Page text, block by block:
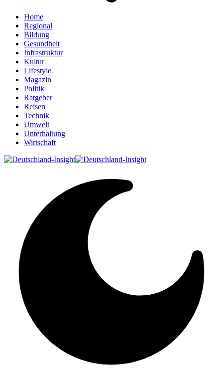
Home
Regional
Bildung
Gesundheit
Infrastruktur
Kultur
Lifestyle
Magazin
Politik
Ratgeber
Reisen
Technik
Umwelt
Unterhaltung
Wirtschaft